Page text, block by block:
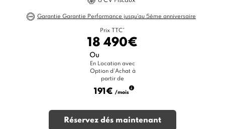
Garantie Garantie Performance jusqu'au 5ème anniversaire
Prix TTC*
18 490€
Ou
En Location avec
Option d'Achat à
partir de
191€ /mois
Réservez dés maintenant